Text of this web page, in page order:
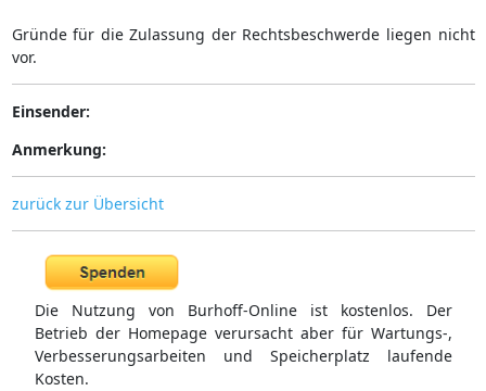
Gründe für die Zulassung der Rechtsbeschwerde liegen nicht
vor.
Einsender:
Anmerkung:
zurück zur Übersicht
Die Nutzung von Burhoff-Online ist kostenlos. Der
Betrieb der Homepage verursacht aber für Wartungs-,
Verbesserungsarbeiten und Speicherplatz laufende
Kosten.